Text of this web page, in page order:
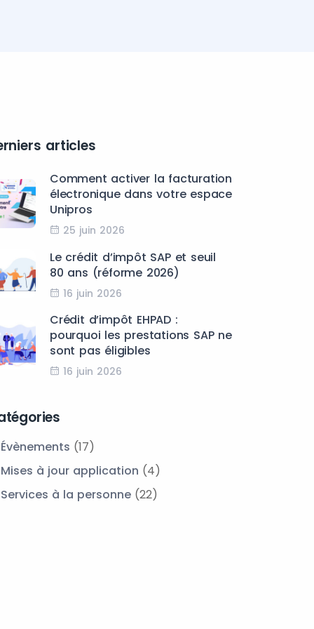
articles
Comment activer la facturation
électronique dans votre espace
Unipros
25 juin 2026
Le crédit d’impôt SAP et seuil
80 ans (réforme 2026)
16 juin 2026
Crédit d’impôt EHPAD :
pourquoi les prestations SAP ne
sont pas éligibles
16 juin 2026
Évènements (17)
Mises à jour application (4)
Services à la personne (22)